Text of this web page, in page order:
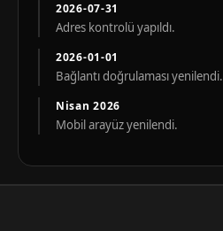
2026-07-31
Adres kontrolü yapıldı.
2026-01-01
Bağlantı doğrulaması yenilendi.
Nisan 2026
Mobil arayüz yenilendi.